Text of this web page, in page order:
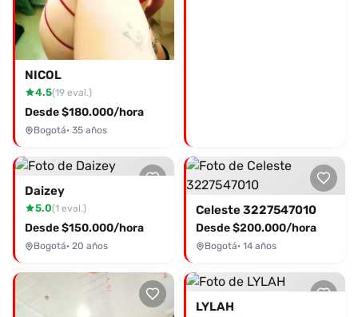
NICOL
4.5(19 eval.)
Desde $180.000/hora
Bogotá· 35 años
Daizey
5.0(1 eval.)
Desde $150.000/hora
Bogotá· 20 años
Celeste 3227547010
Desde $200.000/hora
Bogotá· 14 años
LYLAH